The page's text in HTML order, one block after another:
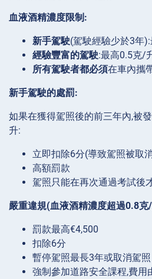
血液酒精濃度限制:
新手駕駛(駕駛經驗少於3年
經驗豐富的駕駛:最高0.5克/
所有駕駛者都必須在車內攜
新手駕駛的處罰:
如果在獲得駕照後的前三年內,被
升:
立即扣除6分(導致駕照被取
高額罰款
駕照只能在再次通過考試後
嚴重違規(血液酒精濃度超過0.8
罰款最高€4,500
扣除6分
暫停駕照最長3年或取消駕照
強制參加道路安全課程,費用